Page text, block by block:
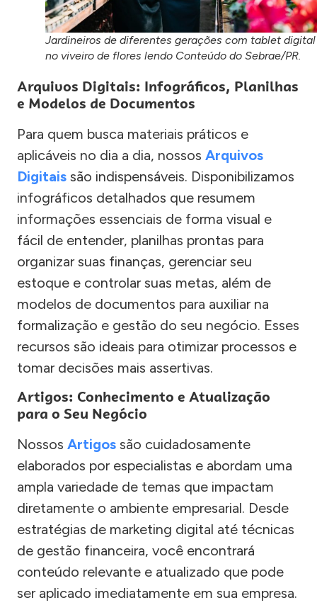
Jardineiros de diferentes gerações com tablet digital
no viveiro de flores lendo Conteúdo do Sebrae/PR.
Arquivos Digitais: Infográficos, Planilhas
e Modelos de Documentos
Para quem busca materiais práticos e
aplicáveis no dia a dia, nossos Arquivos
Digitais são indispensáveis. Disponibilizamos
infográficos detalhados que resumem
informações essenciais de forma visual e
fácil de entender, planilhas prontas para
organizar suas finanças, gerenciar seu
estoque e controlar suas metas, além de
modelos de documentos para auxiliar na
formalização e gestão do seu negócio. Esses
recursos são ideais para otimizar processos e
tomar decisões mais assertivas.
Artigos: Conhecimento e Atualização
para o Seu Negócio
Nossos Artigos são cuidadosamente
elaborados por especialistas e abordam uma
ampla variedade de temas que impactam
diretamente o ambiente empresarial. Desde
estratégias de marketing digital até técnicas
de gestão financeira, você encontrará
conteúdo relevante e atualizado que pode
ser aplicado imediatamente em sua empresa.